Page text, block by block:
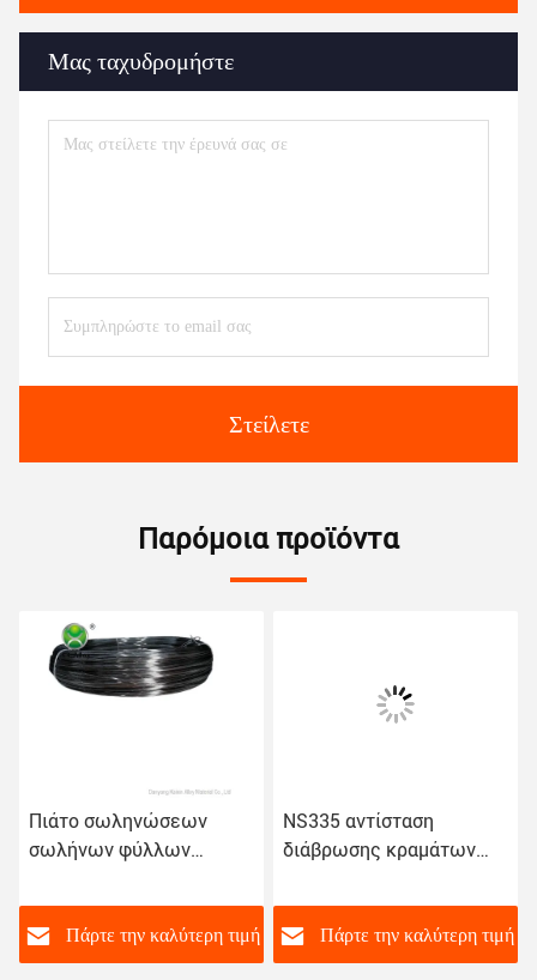
Μας ταχυδρομήστε
Στείλετε
Παρόμοια προϊόντα
Πιάτο σωληνώσεων
σωλήνων φύλλων
Hastelloy ASTM B575
ASME SB575 DIN/EN
2,4819 ενώνοντας στενά
Πάρτε την καλύτερη τιμή
NS335 αντίσταση
διάβρωσης κραμάτων
συγκόλλησης
Πάρτε την καλύτερη τιμή